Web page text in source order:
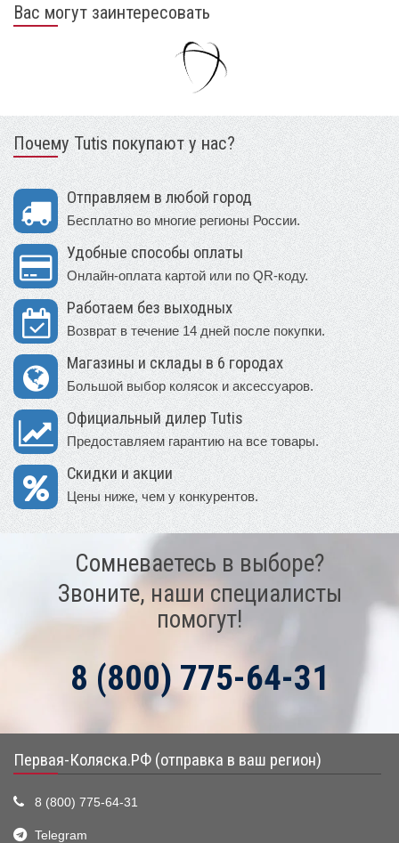
Вас могут заинтересовать
Почему Tutis покупают у нас?
Отправляем в любой город
Бесплатно во многие регионы России.
Удобные способы оплаты
Онлайн-оплата картой или по QR-коду.
Работаем без выходных
Возврат в течение 14 дней после покупки.
Магазины и склады в 6 городах
Большой выбор колясок и аксессуаров.
Официальный дилер Tutis
Предоставляем гарантию на все товары.
Скидки и акции
Цены ниже, чем у конкурентов.
Сомневаетесь в выборе?
Звоните, наши специалисты
помогут!
8 (800) 775-64-31
Первая-Коляска.РФ (отправка в ваш регион)
8 (800) 775-64-31
Telegram